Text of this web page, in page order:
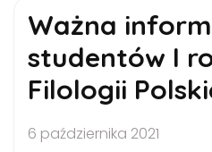
Ważna
studentów I
Filologii
6 października 2021